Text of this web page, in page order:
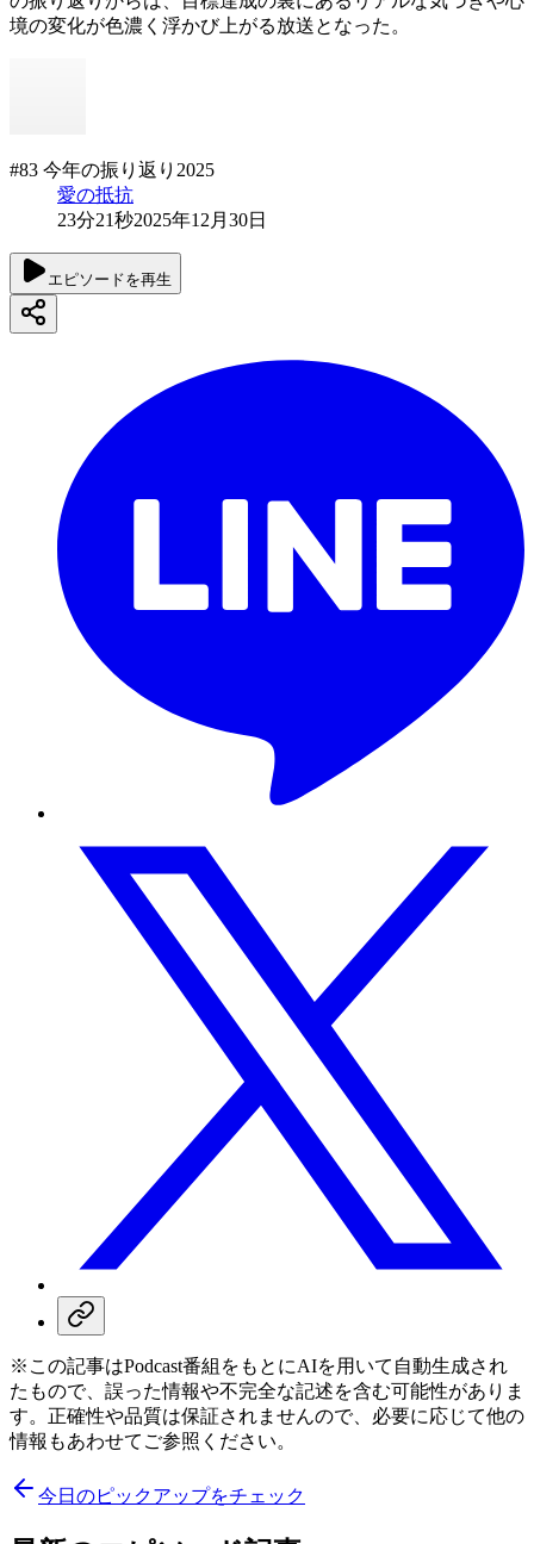
境の変化が色濃く浮かび上がる放送となった。
#83 今年の振り返り2025
愛の抵抗
23分21秒2025年12月30日
エピソードを再生
※この記事はPodcast番組をもとにAIを用いて自動生成され
たもので、誤った情報や不完全な記述を含む可能性がありま
す。正確性や品質は保証されませんので、必要に応じて他の
情報もあわせてご参照ください。
今日のピックアップをチェック